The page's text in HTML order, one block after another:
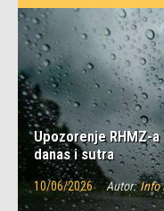
Upozorenje RHMZ-
danas i sutra
10/06/2026 Autor: Info